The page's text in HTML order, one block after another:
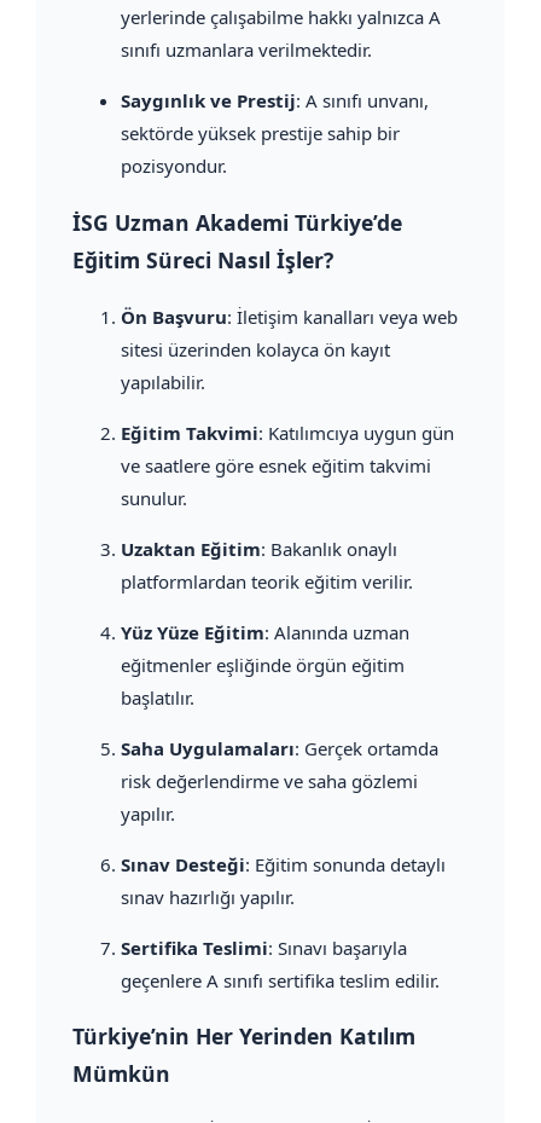
yerlerinde çalışabilme hakkı yalnızca A
sınıfı uzmanlara verilmektedir.
Saygınlık ve Prestij: A sınıfı unvanı,
sektörde yüksek prestije sahip bir
pozisyondur.
İSG Uzman Akademi Türkiye’de
Eğitim Süreci Nasıl İşler?
Ön Başvuru: İletişim kanalları veya web
sitesi üzerinden kolayca ön kayıt
yapılabilir.
Eğitim Takvimi: Katılımcıya uygun gün
ve saatlere göre esnek eğitim takvimi
sunulur.
Uzaktan Eğitim: Bakanlık onaylı
platformlardan teorik eğitim verilir.
Yüz Yüze Eğitim: Alanında uzman
eğitmenler eşliğinde örgün eğitim
başlatılır.
Saha Uygulamaları: Gerçek ortamda
risk değerlendirme ve saha gözlemi
yapılır.
Sınav Desteği: Eğitim sonunda detaylı
sınav hazırlığı yapılır.
Sertifika Teslimi: Sınavı başarıyla
geçenlere A sınıfı sertifika teslim edilir.
Türkiye’nin Her Yerinden Katılım
Mümkün